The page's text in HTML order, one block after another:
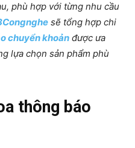
phù hợp với từng nhu cầu
sẽ tổng hợp chi
chuyển khoản được ưa
lựa chọn sản phẩm phù
thông báo